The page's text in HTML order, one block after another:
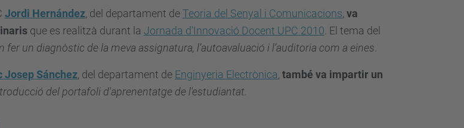
Jordi Hernández, del departament deTeoria del Senyal i Comunicacions, va
que es realitzà durant la Jornada d'Innovació Docent UPC 2010 . El tema del
fer un diagnòstic de la meva assignatura, l’autoavaluació i l’auditoria com a eines
Josep Sánchez, del departament de Enginyeria Electrònica, també va impartir un
del portafoli d'aprenentatge de l'estudiantat.